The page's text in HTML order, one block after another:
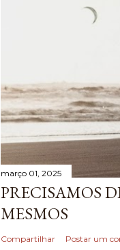
março 01, 2025
PRECISAMOS
MESMOS
Compartilhar Postar um